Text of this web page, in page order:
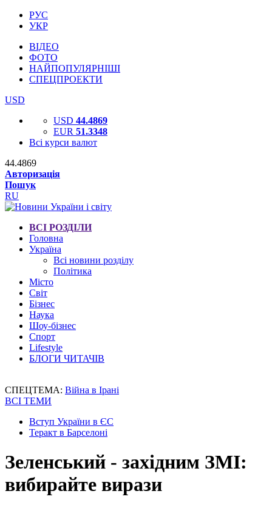
РУС
УКР
ВІДЕО
ФОТО
НАЙПОПУЛЯРНІШІ
СПЕЦПРОЕКТИ
USD
USD 44.4869
EUR 51.3348
Всі курси валют
44.4869
Авторизація
Пошук
RU
ВСІ РОЗДІЛИ
Головна
Україна
Всі новини розділу
Політика
Місто
Світ
Бізнес
Наука
Шоу-бізнес
Спорт
Lifestyle
БЛОГИ ЧИТАЧІВ
СПЕЦТЕМА: Війна в Ірані
ВСІ ТЕМИ
Вступ України в ЄС
Теракт в Барселоні
Зеленський - західним ЗМІ:
вибирайте вирази